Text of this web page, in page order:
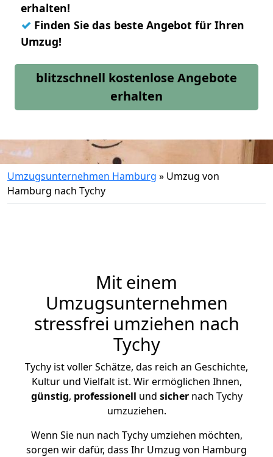
erhalten!
✓ Finden Sie das beste Angebot für Ihren
Umzug!
blitzschnell kostenlose Angebote
erhalten
Umzugsunternehmen Hamburg » Umzug von
Hamburg nach Tychy
Mit einem
Umzugsunternehmen
stressfrei umziehen nach
Tychy
Tychy ist voller Schätze, das reich an Geschichte,
Kultur und Vielfalt ist. Wir ermöglichen Ihnen,
günstig, professionell und sichernach Tychy
umzuziehen.
Wenn Sie nun nach Tychy umziehen möchten,
sorgen wir dafür, dass Ihr Umzug von Hamburg